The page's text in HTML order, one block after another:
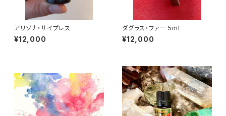
アリゾナ・サイプレス
¥12,000
ダグラス・ファー 5ml
¥12,000